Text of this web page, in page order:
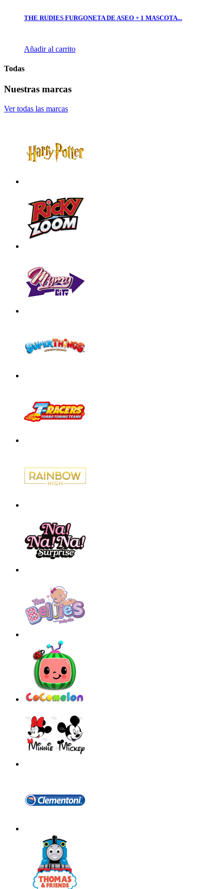
THE RUDIES FURGONETA DE ASEO + 1 MASCOTA...
Añadir al carrito
Todas
Nuestras marcas
Ver todas las marcas